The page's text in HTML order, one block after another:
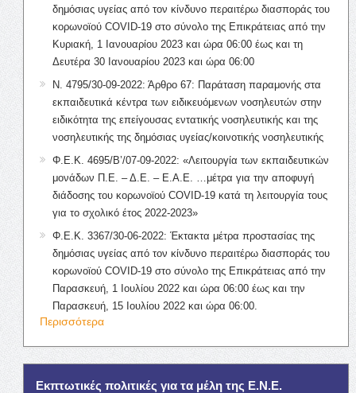
δημόσιας υγείας από τον κίνδυνο περαιτέρω διασποράς του
κορωνοϊού COVID-19 στο σύνολο της Επικράτειας από την
Κυριακή, 1 Ιανουαρίου 2023 και ώρα 06:00 έως και τη
Δευτέρα 30 Ιανουαρίου 2023 και ώρα 06:00
Ν. 4795/30-09-2022: Άρθρο 67: Παράταση παραμονής στα
εκπαιδευτικά κέντρα των ειδικευόμενων νοσηλευτών στην
ειδικότητα της επείγουσας εντατικής νοσηλευτικής και της
νοσηλευτικής της δημόσιας υγείας/κοινοτικής νοσηλευτικής
Φ.Ε.Κ. 4695/Β’/07-09-2022: «Λειτουργία των εκπαιδευτικών
μονάδων Π.Ε. – Δ.Ε. – Ε.Α.Ε. …μέτρα για την αποφυγή
διάδοσης του κορωνοϊού COVID-19 κατά τη λειτουργία τους
για το σχολικό έτος 2022-2023»
Φ.Ε.Κ. 3367/30-06-2022: Έκτακτα μέτρα προστασίας της
δημόσιας υγείας από τον κίνδυνο περαιτέρω διασποράς του
κορωνοϊού COVID-19 στο σύνολο της Επικράτειας από την
Παρασκευή, 1 Ιουλίου 2022 και ώρα 06:00 έως και την
Παρασκευή, 15 Ιουλίου 2022 και ώρα 06:00.
Περισσότερα
Εκπτωτικές πολιτικές για τα μέλη της Ε.Ν.Ε.